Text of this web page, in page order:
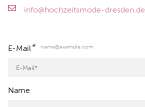
info@hochzeitsmode-dresden.de
E-Mail* name@example.com
Name